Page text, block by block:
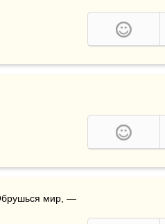
мир, —